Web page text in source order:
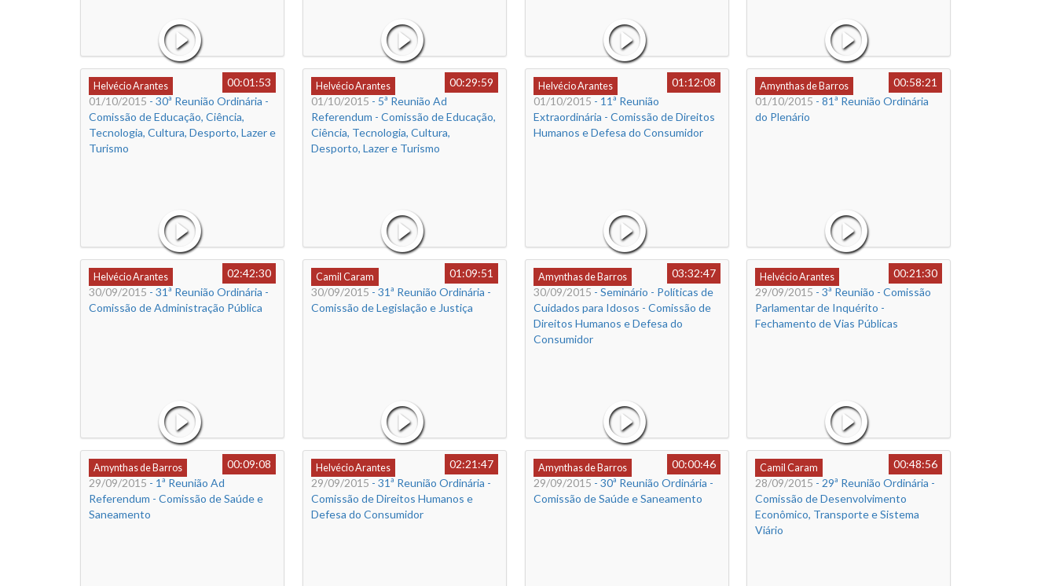
Helvécio Arantes
00:01:53
01/10/2015 - 30ª Reunião Ordinária -
Comissão de Educação, Ciência,
Tecnologia, Cultura, Desporto, Lazer e
Turismo
Helvécio Arantes
00:29:59
01/10/2015 - 5ª Reunião Ad
Referendum - Comissão de Educação,
Ciência, Tecnologia, Cultura,
Desporto, Lazer e Turismo
Helvécio Arantes
01:12:08
01/10/2015 - 11ª Reunião
Extraordinária - Comissão de Direitos
Humanos e Defesa do Consumidor
Amynthas de Barros
00:58:21
01/10/2015 - 81ª Reunião Ordinária
do Plenário
Helvécio Arantes
02:42:30
30/09/2015 - 31ª Reunião Ordinária -
Comissão de Administração Pública
Camil Caram
01:09:51
30/09/2015 - 31ª Reunião Ordinária -
Comissão de Legislação e Justiça
Amynthas de Barros
03:32:47
30/09/2015 - Seminário - Políticas de
Cuidados para Idosos - Comissão de
Direitos Humanos e Defesa do
Consumidor
Helvécio Arantes
00:21:30
29/09/2015 - 3ª Reunião - Comissão
Parlamentar de Inquérito -
Fechamento de Vias Públicas
Amynthas de Barros
00:09:08
29/09/2015 - 1ª Reunião Ad
Referendum - Comissão de Saúde e
Saneamento
Helvécio Arantes
02:21:47
29/09/2015 - 31ª Reunião Ordinária -
Comissão de Direitos Humanos e
Defesa do Consumidor
Amynthas de Barros
00:00:46
29/09/2015 - 30ª Reunião Ordinária -
Comissão de Saúde e Saneamento
Camil Caram
00:48:56
28/09/2015 - 29ª Reunião Ordinária -
Comissão de Desenvolvimento
Econômico, Transporte e Sistema
Viário